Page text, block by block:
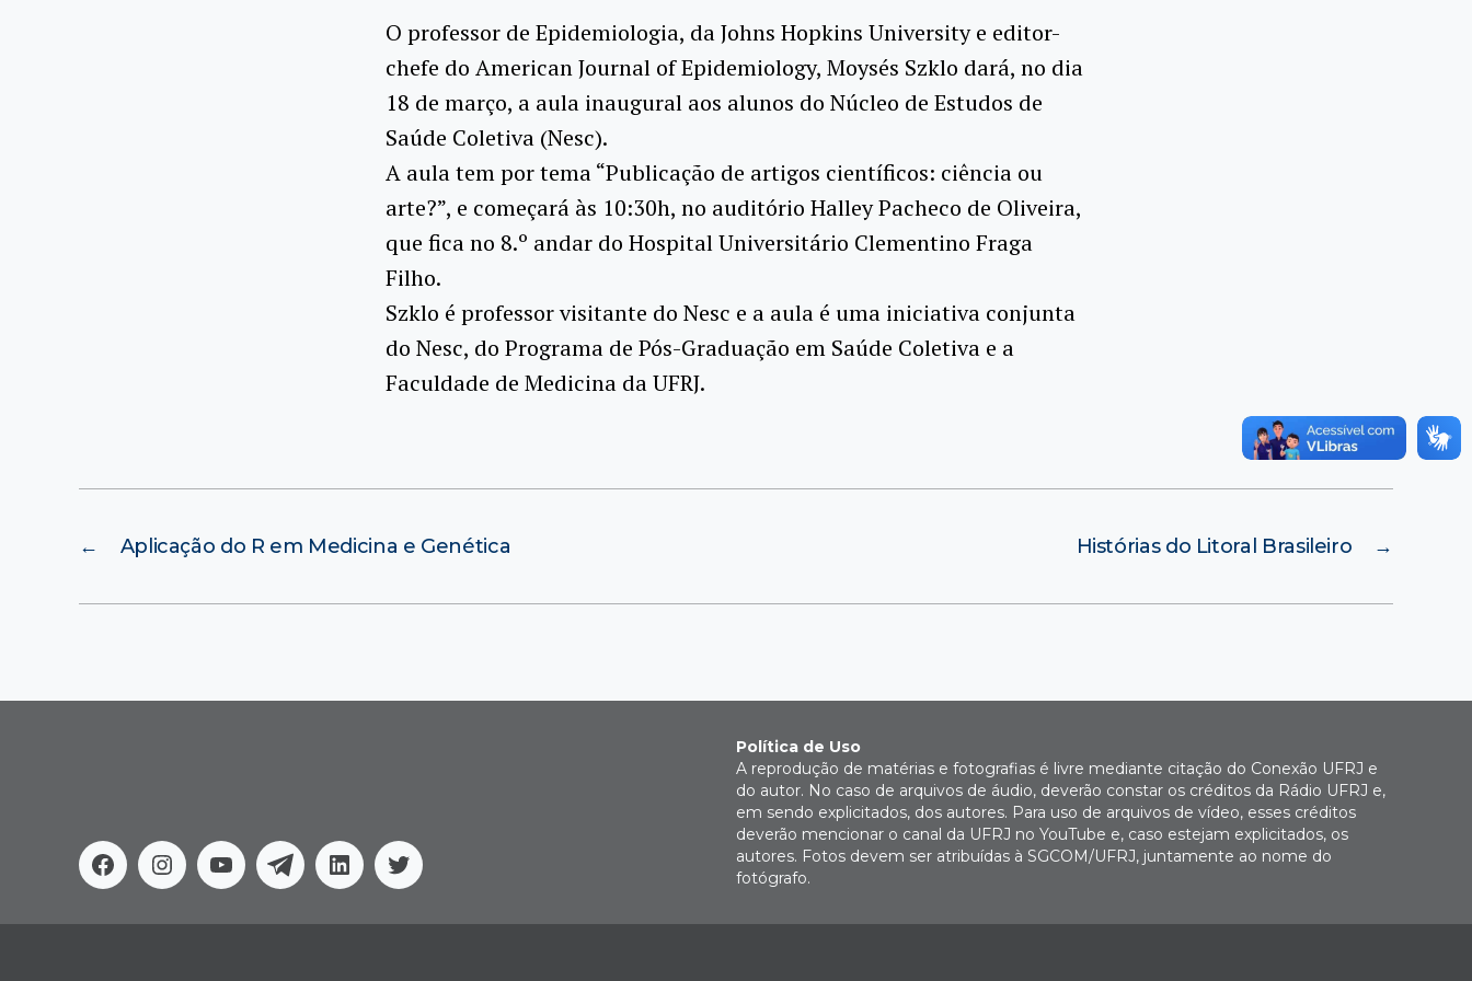
O professor de Epidemiologia, da Johns Hopkins University e editor-
chefe do American Journal of Epidemiology, Moysés Szklo dará, no dia
18 de março, a aula inaugural aos alunos do Núcleo de Estudos de
Saúde Coletiva (Nesc).
A aula tem por tema “Publicação de artigos científicos: ciência ou
arte?”, e começará às 10:30h, no auditório Halley Pacheco de Oliveira,
que fica no 8.º andar do Hospital Universitário Clementino Fraga
Filho.
Szklo é professor visitante do Nesc e a aula é uma iniciativa conjunta
do Nesc, do Programa de Pós-Graduação em Saúde Coletiva e a
Faculdade de Medicina da UFRJ.
← Aplicação do R em Medicina e Genética →
Histórias do Litoral Brasileiro
FacebookInstagram
YoutubeTelegramLinkedinTwitter
Política de Uso
A reprodução de matérias e fotografias é livre mediante citação do Conexão UFRJ e
do autor. No caso de arquivos de áudio, deverão constar os créditos da Rádio UFRJ e,
em sendo explicitados, dos autores. Para uso de arquivos de vídeo, esses créditos
deverão mencionar o canal da UFRJ no YouTube e, caso estejam explicitados, os
autores. Fotos devem ser atribuídas à SGCOM/UFRJ, juntamente ao nome do
fotógrafo.